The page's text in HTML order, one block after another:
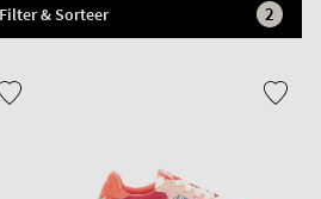
Filter & Sorteer 2